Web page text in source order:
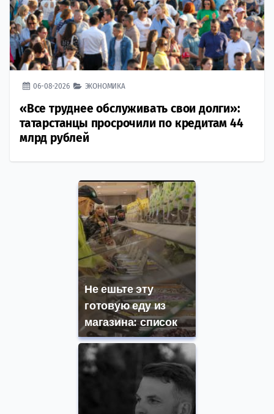
06-08-2026 ЭКОНОМИКА
«Все труднее обслуживать свои долги»:
татарстанцы просрочили по кредитам 44
млрд рублей
Не ешьте эту
готовую еду из
магазина: список